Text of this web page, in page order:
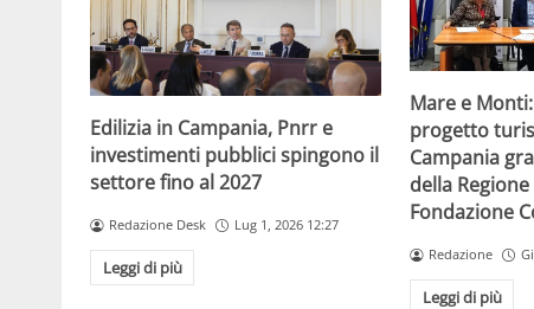
Edilizia in Campania, Pnrr e
investimenti pubblici spingono il
settore fino al 2027
Redazione Desk Lug 1, 2026 12:27
Leggi di più
Mare e
progetto
Campania
della
Fondazione
Redazione
Leggi di più